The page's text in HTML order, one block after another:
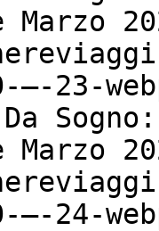
Marzo
–-23-
Sogno:
Marzo
–-24-